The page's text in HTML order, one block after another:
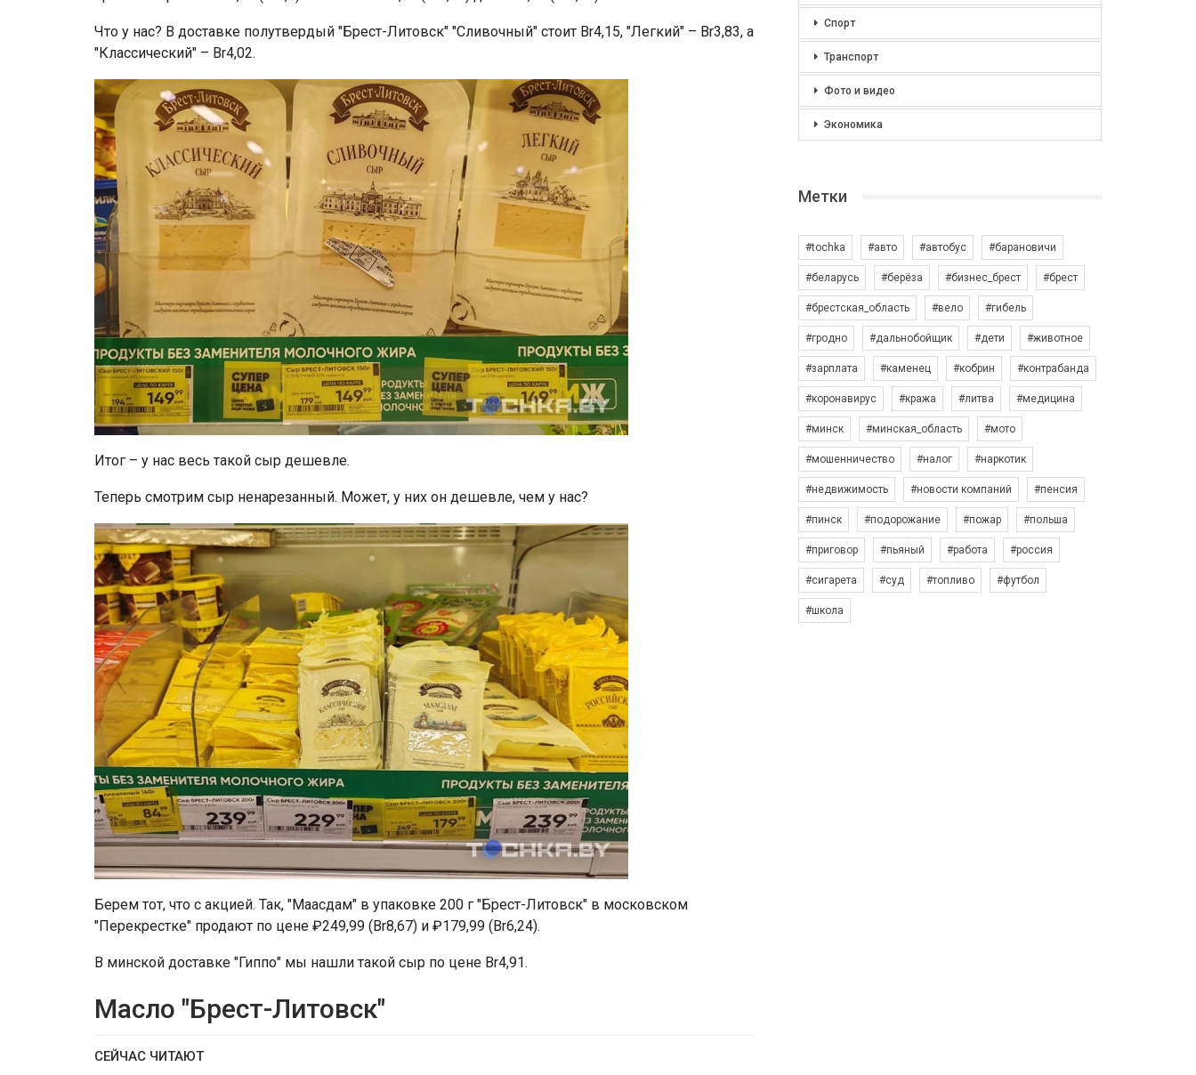
Что у нас? В доставке полутвердый "Брест-Литовск" "Сливочный" стоит Br4,15, "Легкий" – Br3,83, а
"Классический" – Br4,02.
Итог – у нас весь такой сыр дешевле.
Теперь смотрим сыр ненарезанный. Может, у них он дешевле, чем у нас?
Берем тот, что с акцией. Так, "Маасдам" в упаковке 200 г "Брест-Литовск" в московском
"Перекрестке" продают по цене ₽249,99 (Br8,67) и ₽179,99 (Br6,24).
В минской доставке "Гиппо" мы нашли такой сыр по цене Br4,91.
Масло "Брест-Литовск"
СЕЙЧАС ЧИТАЮТ
Спорт
Транспорт
Фото и видео
Экономика
Метки
#tochka #авто #автобус #барановичи
#беларусь #берёза #бизнес_брест #брест
#брестская_область #вело #гибель
#гродно #дальнобойщик #дети #животное
#зарплата #каменец #кобрин #контрабанда
#коронавирус #кража #литва #медицина
#минск #минская_область #мото
#мошенничество #налог #наркотик
#недвижимость #новости компаний #пенсия
#пинск #подорожание #пожар #польша
#приговор #пьяный #работа #россия
#сигарета #суд #топливо #футбол
#школа